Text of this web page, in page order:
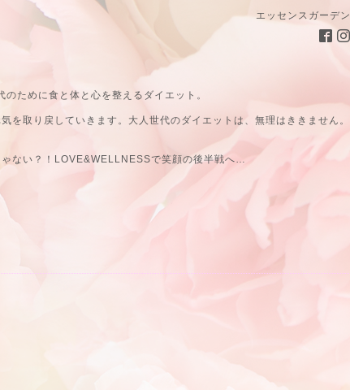
エッセンスガーデン
ために食と体と心を整えるダイエット。
取り戻していきます。大人世代のダイエットは、無理はききません。
ない？！LOVE&WELLNESSで笑顔の後半戦へ…